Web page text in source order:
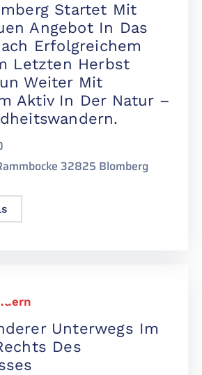
Startet Mit
Angebot In Das
Erfolgreichem
Letzten Herbst
Weiter Mit
Aktiv In Der Natur –
32825 Blomberg
Unterwegs Im
Des